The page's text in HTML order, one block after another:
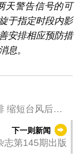
天警告信号的可
于指定时段内影
安排相应预防措
息。
缩短台风后列
下一则新闻
志第145期出版